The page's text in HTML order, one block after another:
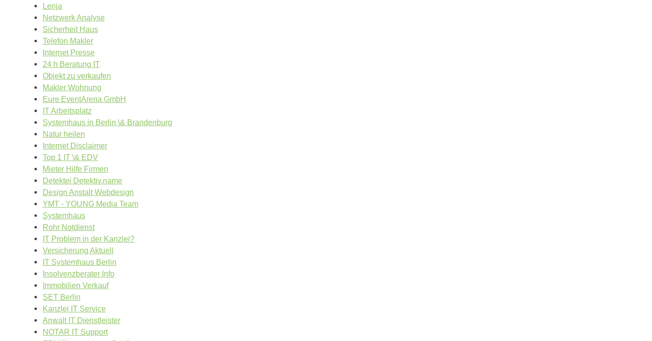
Lenja
Netzwerk Analyse
Sicherheit Haus
Telefon Makler
Internet Presse
24 h Beratung IT
Objekt zu verkaufen
Makler Wohnung
Eure EventArena GmbH
IT Arbeitsplatz
Systemhaus in Berlin \& Brandenburg
Natur heilen
Internet Disclaimer
Top 1 IT \& EDV
Mieter Hilfe Firmen
Detektei Detektiv.name
Design Anstalt Webdesign
YMT - YOUNG Media Team
Systemhaus
Rohr Notdienst
IT Problem in der Kanzlei?
Versicherung Aktuell
IT Systemhaus Berlin
Insolvenzberater Info
Immobilien Verkauf
SET Berlin
Kanzlei IT Service
Anwalt IT Dienstleister
NOTAR IT Support